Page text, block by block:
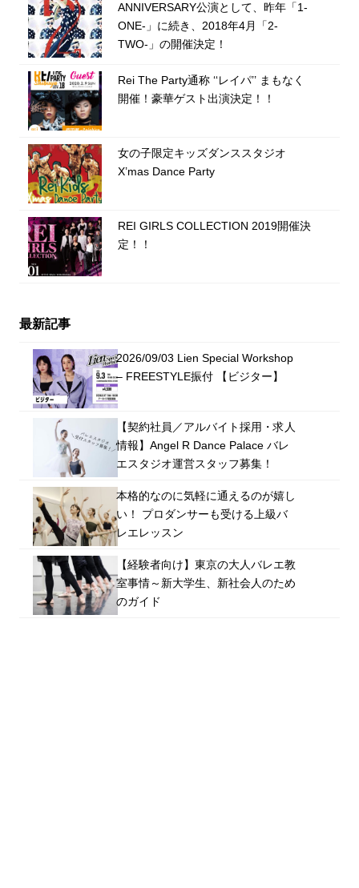
ANNIVERSARY公演として、昨年「1-
ONE-」に続き、2018年4月「2-
TWO-」の開催決定！
Rei The Party通称 ‘‘レイパ’’ まもなく
開催！豪華ゲスト出演決定！！
女の子限定キッズダンススタジオ
X’mas Dance Party
REI GIRLS COLLECTION 2019開催決
定！！
最新記事
2026/09/03 Lien Special Workshop
– FREESTYLE振付 【ビジター】
【契約社員／アルバイト採用・求人
情報】Angel R Dance Palace バレ
エスタジオ運営スタッフ募集！
本格的なのに気軽に通えるのが嬉し
い！ プロダンサーも受ける上級バ
レエレッスン
【経験者向け】東京の大人バレエ教
室事情～新大学生、新社会人のため
のガイド